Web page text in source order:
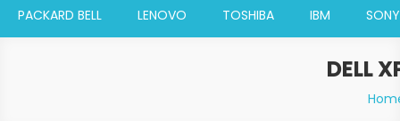
PACKARD BELL LENOVO TOSHIBA IBM SONY
DELL